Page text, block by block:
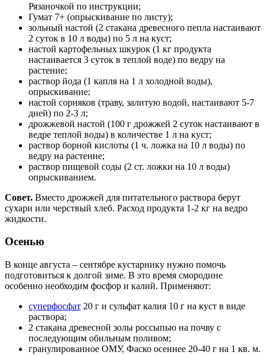
Рязаночкой по инструкции;
Гумат 7+ (опрыскивание по листу);
зольный настой (2 стакана древесного пепла настаивают
2 суток в 10 л воды) по 5 л на куст;
настой картофельных шкурок (1 кг продукта
настаивается 3 суток в теплой воде) по ведру на
растение;
раствор йода (1 капля на 1 л холодной воды),
опрыскивание;
настой сорняков (траву, залитую водой, настаивают 5-7
дней) по 2-3 л;
дрожжевой настой (100 г дрожжей 2 суток настаивают в
ведре теплой воды) в количестве 1 л на куст;
раствор борной кислоты (1 ч. ложка на 10 л воды) по
ведру на растение;
раствор пищевой соды (2 ст. ложки на 10 л воды)
опрыскиванием.
Совет. Вместо дрожжей для питательного раствора берут
сухари или черствый хлеб. Расход продукта 1-2 кг на ведро
жидкости.
Осенью
В конце августа – сентябре кустарнику нужно помочь
подготовиться к долгой зиме. В это время смородине
особенно необходим фосфор и калий. Применяют:
суперфосфат 20 г и сульфат калия 10 г на куст в виде
раствора;
2 стакана древесной золы россыпью на почву с
последующим обильным поливом;
гранулированное ОМУ, Фаско осеннее 20-40 г на 1 кв. м.